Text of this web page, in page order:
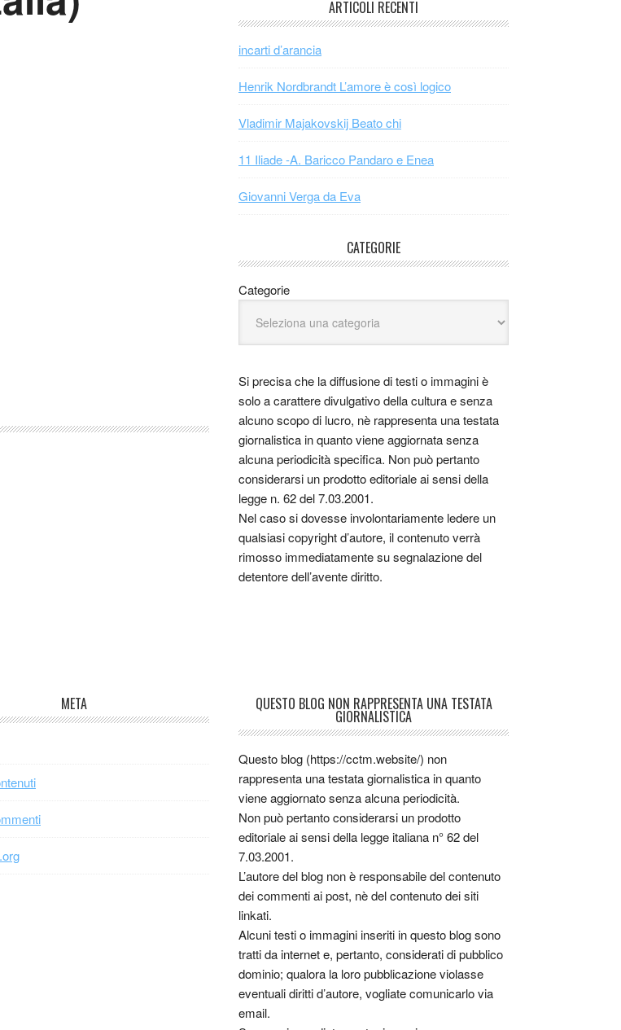
ARTICOLI RECENTI
incarti d’arancia
Henrik Nordbrandt L’amore è così logico
Vladimir Majakovskij Beato chi
11 Iliade -A. Baricco Pandaro e Enea
Giovanni Verga da Eva
CATEGORIE
Categorie
Si precisa che la diffusione di testi o immagini è
solo a carattere divulgativo della cultura e senza
alcuno scopo di lucro, nè rappresenta una testata
giornalistica in quanto viene aggiornata senza
alcuna periodicità specifica. Non può pertanto
considerarsi un prodotto editoriale ai sensi della
legge n. 62 del 7.03.2001.
Nel caso si dovesse involontariamente ledere un
qualsiasi copyright d’autore, il contenuto verrà
rimosso immediatamente su segnalazione del
detentore dell’avente diritto.
META QUESTO BLOG NON RAPPRESENTA UNA TESTATA
GIORNALISTICA
Questo blog (https://cctm.website/) non
rappresenta una testata giornalistica in quanto
viene aggiornato senza alcuna periodicità.
Non può pertanto considerarsi un prodotto
editoriale ai sensi della legge italiana n° 62 del
7.03.2001.
L’autore del blog non è responsabile del contenuto
dei commenti ai post, nè del contenuto dei siti
linkati.
Alcuni testi o immagini inseriti in questo blog sono
tratti da internet e, pertanto, considerati di pubblico
dominio; qualora la loro pubblicazione violasse
eventuali diritti d’autore, vogliate comunicarlo via
email.